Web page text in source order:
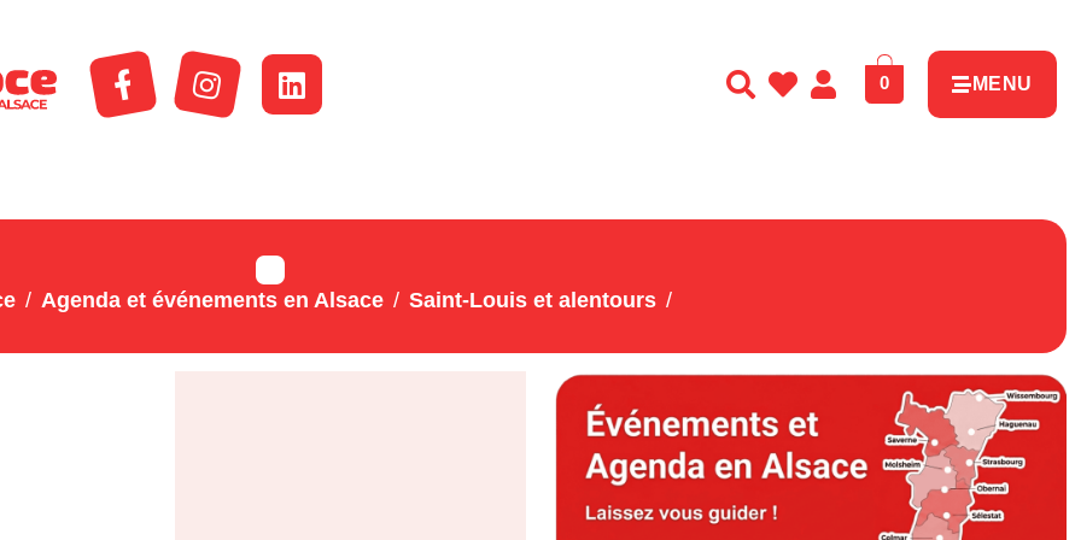
0 MENU
Agenda et événements en Alsace Saint-Louis et alentours